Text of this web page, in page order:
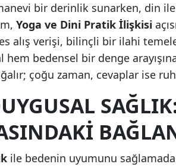
Van
Yozgat
Bayburt
Kırıkkale
bir derinlik sunarken, din
Yoga ve Dini Pratik İlişkisi
alış verişi, bilinçli bir ilahi
bedensel bir denge
çoğu zaman, cevaplar ise
ile bedenin uyumunu